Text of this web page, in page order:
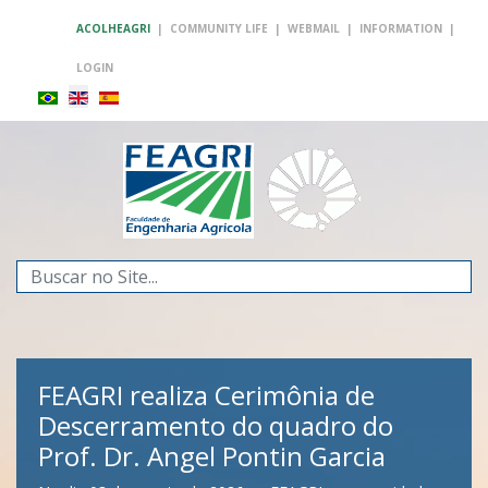
ACOLHEAGRI | COMMUNITY LIFE | WEBMAIL | INFORMATION |
LOGIN
Search
...
FEAGRI realiza Cerimônia de
Descerramento do quadro do
Prof. Dr. Angel Pontin Garcia
FEAGRI